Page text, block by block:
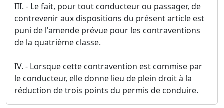
III. - Le fait, pour tout conducteur ou passager, de
contrevenir aux dispositions du présent article est
puni de l'amende prévue pour les contraventions
de la quatrième classe.
IV. - Lorsque cette contravention est commise par
le conducteur, elle donne lieu de plein droit à la
réduction de trois points du permis de conduire.